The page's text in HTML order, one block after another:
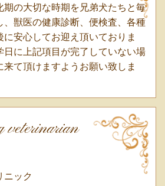
期の大切な時期を兄弟犬たちと毎
、獣医の健康診断、便検査、各種
安心してお迎え頂いておりま
日に上記項目が完了していない場
て頂けますようお願い致しま
veterinarian
ニック